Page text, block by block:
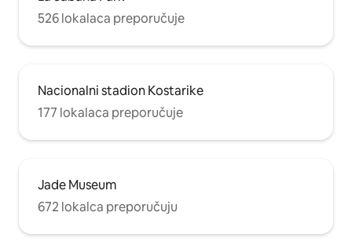
526 lokalaca preporučuje
Nacionalni stadion Kostarike
177 lokalaca preporučuje
Jade Museum
672 lokalca preporučuju